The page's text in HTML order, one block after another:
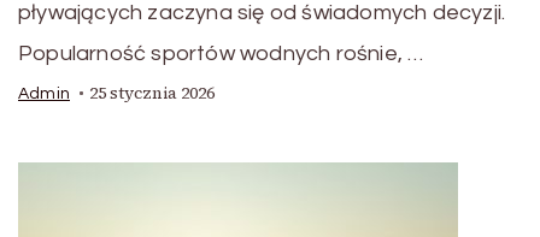
pływających zaczyna się od świadomych decyzji.
Popularność sportów wodnych rośnie, …
Admin 25 stycznia 2026